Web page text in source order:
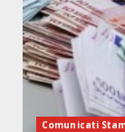
Comunicati